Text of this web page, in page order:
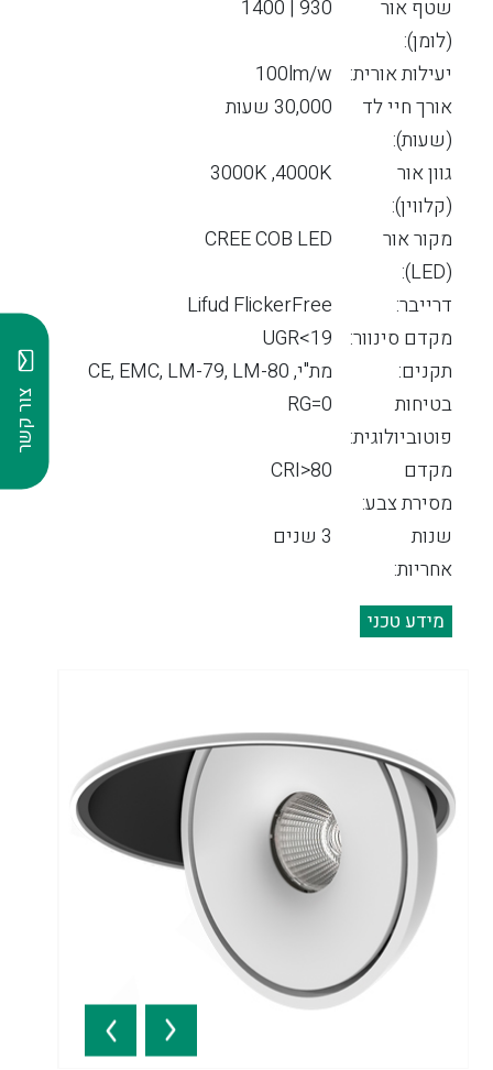
צור קשר
שטף אור
(לומן):
930 | 1400
יעילות אורית:
100lm/w
אורך חיי לד
(שעות):
30,000 שעות
גוון אור
(קלווין):
3000K ,4000K
מקור אור
(LED):
CREE COB LED
דרייבר:
Lifud FlickerFree
מקדם סינוור:
19>UGR
תקנים:
מת"י, CE, EMC, LM-79, LM-80
בטיחות
פוטוביולוגית:
RG=0
מקדם
מסירת צבע:
CRI>80
שנות
אחריות:
3 שנים
מידע טכני